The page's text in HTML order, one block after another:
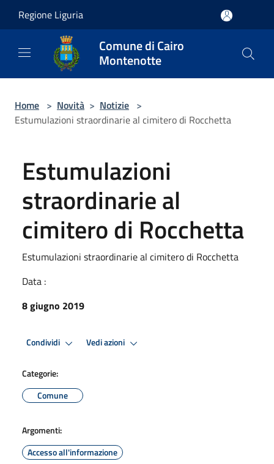
Regione Liguria
Comune di Cairo
Montenotte
Home > Novità > Notizie >
Estumulazioni straordinarie al cimitero di Rocchetta
Estumulazioni
straordinarie al
cimitero di Rocchetta
Estumulazioni straordinarie al cimitero di Rocchetta
Data :
8 giugno 2019
Condividi Vedi azioni
Categorie:
Comune
Argomenti:
Accesso all'informazione